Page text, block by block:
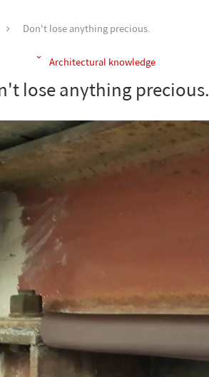
Don't lose anything precious.
Architectural knowledge
lose anything precious.